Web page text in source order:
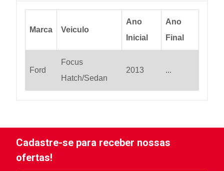
Marca Veiculo
Ano
Inicial
Ano
Final
Ford
Focus
Hatch/Sedan
2013 ...
Cadastre-se para receber nossas
ofertas!